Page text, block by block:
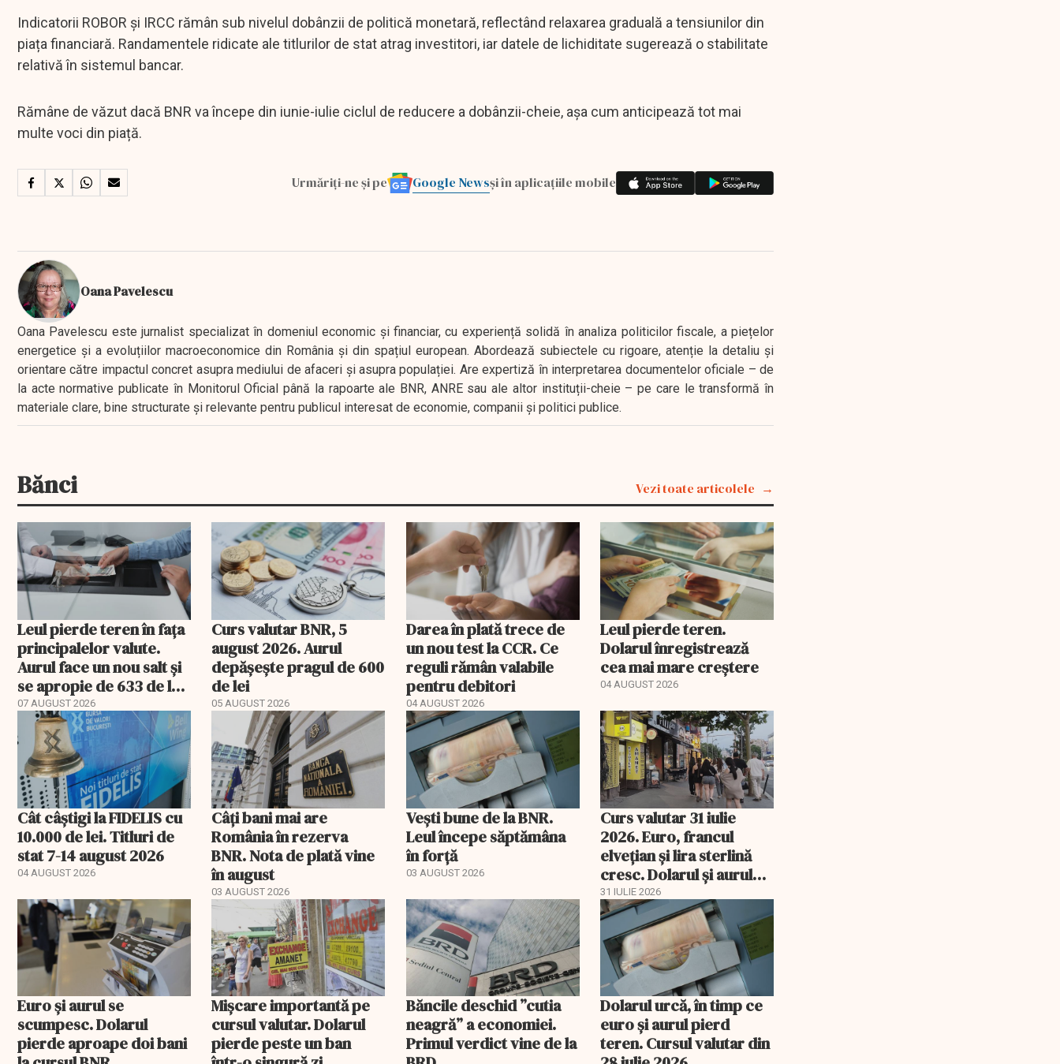
Indicatorii ROBOR și IRCC rămân sub nivelul dobânzii de politică monetară, reflectând relaxarea graduală a tensiunilor din
piața financiară. Randamentele ridicate ale titlurilor de stat atrag investitori, iar datele de lichiditate sugerează o stabilitate
relativă în sistemul bancar.
Rămâne de văzut dacă BNR va începe din iunie-iulie ciclul de reducere a dobânzii-cheie, așa cum anticipează tot mai
multe voci din piață.
Urmăriți-ne și pe Google Newsși în aplicațiile mobile
Oana Pavelescu
Oana Pavelescu este jurnalist specializat în domeniul economic și financiar, cu experiență solidă în analiza politicilor fiscale, a piețelor
energetice și a evoluțiilor macroeconomice din România și din spațiul european. Abordează subiectele cu rigoare, atenție la detaliu și
orientare către impactul concret asupra mediului de afaceri și asupra populației. Are expertiză în interpretarea documentelor oficiale – de
la acte normative publicate în Monitorul Oficial până la rapoarte ale BNR, ANRE sau ale altor instituții-cheie – pe care le transformă în
materiale clare, bine structurate și relevante pentru publicul interesat de economie, companii și politici publice.
Bănci Vezi toate articolele
Leul pierde teren în fața
principalelor valute.
Aurul face un nou salt și
se apropie de 633 de lei
gramul
07 AUGUST 2026
Curs valutar BNR, 5
august 2026. Aurul
depășește pragul de 600
de lei
05 AUGUST 2026
Darea în plată trece de
un nou test la CCR. Ce
reguli rămân valabile
pentru debitori
04 AUGUST 2026
Leul pierde teren.
Dolarul înregistrează
cea mai mare creștere
04 AUGUST 2026
Cât câștigi la FIDELIS cu
10.000 de lei. Titluri de
stat 7-14 august 2026
04 AUGUST 2026
Câți bani mai are
România în rezerva
BNR. Nota de plată vine
în august
03 AUGUST 2026
Vești bune de la BNR.
Leul începe săptămâna
în forță
03 AUGUST 2026
Curs valutar 31 iulie
2026. Euro, francul
elvețian și lira sterlină
cresc. Dolarul și aurul
pierd teren
31 IULIE 2026
Euro și aurul se
scumpesc. Dolarul
pierde aproape doi bani
Mișcare importantă pe
cursul valutar. Dolarul
pierde peste un ban
Băncile deschid ”cutia
neagră” a economiei.
Primul verdict vine de la
Dolarul urcă, în timp ce
euro și aurul pierd
teren. Cursul valutar din